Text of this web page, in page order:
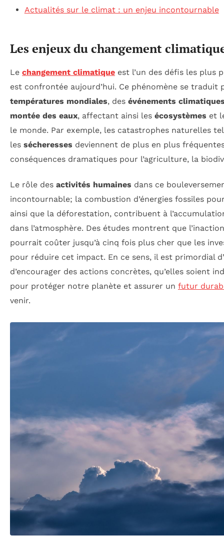
Actualités sur le climat : un enjeu incontournable
Les enjeux du changement
Le changement climatique est l’un des défis les plus
est confrontée aujourd’hui. Ce phénomène se traduit
températures mondiales, des événements
montée des eaux, affectant ainsi les écosystèmes et
le monde. Par exemple, les catastrophes naturelles
les sécheresses deviennent de plus en plus
conséquences dramatiques pour l’agriculture, la
Le rôle des activités humaines dans ce
incontournable; la combustion d’énergies fossiles
ainsi que la déforestation, contribuent à
dans l’atmosphère. Des études montrent que
pourrait coûter jusqu’à cinq fois plus cher que les
pour réduire cet impact. En ce sens, il est primordial
d’encourager des actions concrètes, qu’elles soient
pour protéger notre planète et assurer un futur
venir.